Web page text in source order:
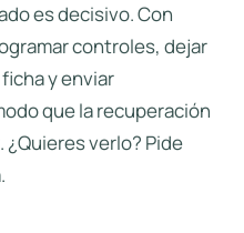
es decisivo. Con
controles, dejar
y enviar
que la recuperación
¿Quieres verlo? Pide
.